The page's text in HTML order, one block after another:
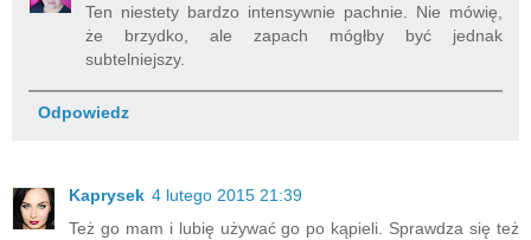
Ten niestety bardzo intensywnie pachnie. Nie mówię,
że brzydko, ale zapach mógłby być jednak
subtelniejszy.
Odpowiedz
Kaprysek 4 lutego 2015 21:39
Też go mam i lubię używać go po kąpieli. Sprawdza się też